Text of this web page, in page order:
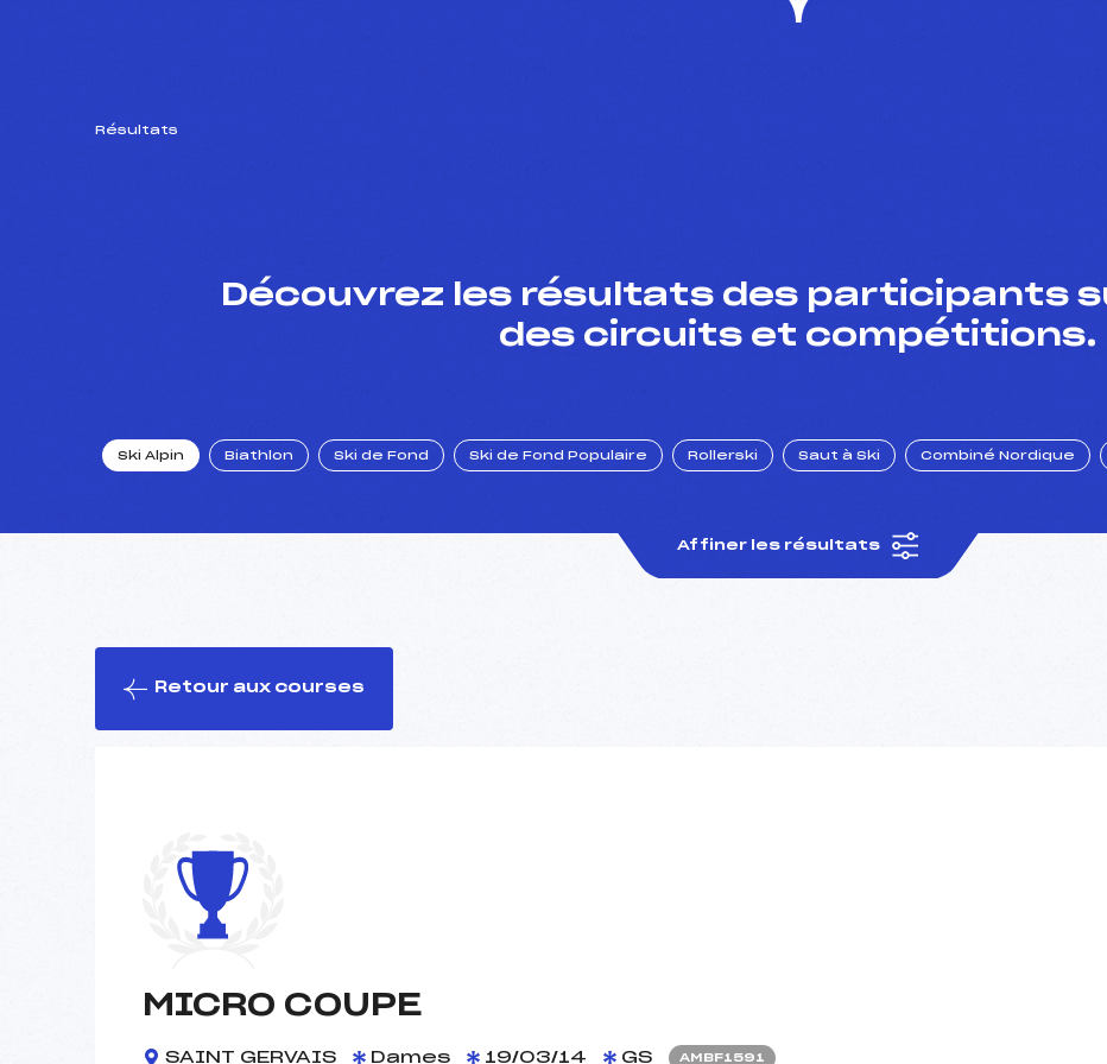
Résultats
Découvrez les résultats des participants
des circuits et compétitions.
Ski Alpin Biathlon Ski de Fond Ski de Fond Populaire Rollerski Saut à Ski Combiné Nordique
Affiner les résultats
Retour aux courses
MICRO COUPE
SAINT GERVAIS Dames 19/03/14 GS AMBF1591